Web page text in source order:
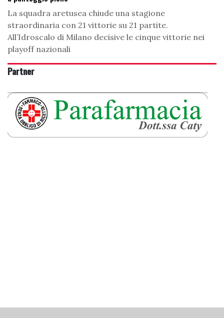
La squadra aretusea chiude una stagione
straordinaria con 21 vittorie su 21 partite.
All’Idroscalo di Milano decisive le cinque vittorie nei
playoff nazionali
Partner